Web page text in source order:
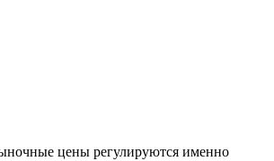
цены регулируются именно